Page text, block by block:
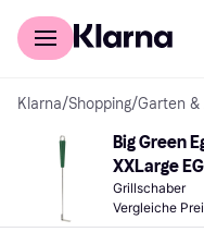
Für Shopper
Klarna/Shopping/Garten
Big Green
XXLarge
Grillschaber
Vergleiche